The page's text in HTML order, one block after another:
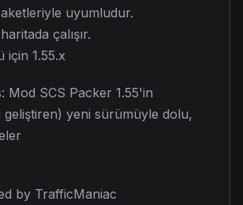
uyumludur.
çalışır.
için 1.55.x
Mod SCS Packer 1.55'in
geliştiren) yeni sürümüyle dolu,
by TrafficManiac